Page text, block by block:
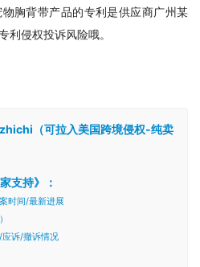
胸背带产品的专利是供应商广州某
利侵权投诉风险哦。
（可拉入美国跨境侵权-纯卖
支持》：
时间/最新进展
诉/撤诉情况